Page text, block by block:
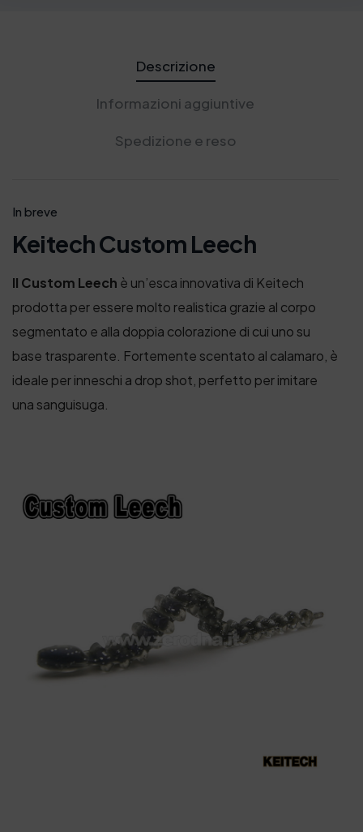
Descrizione
Informazioni aggiuntive
Spedizione e reso
In breve
Keitech Custom Leech
Il Custom Leech è un’esca innovativa di Keitech
prodotta per essere molto realistica grazie al corpo
segmentato e alla doppia colorazione di cui uno su
base trasparente. Fortemente scentato al calamaro, è
ideale per inneschi a drop shot, perfetto per imitare
una sanguisuga.